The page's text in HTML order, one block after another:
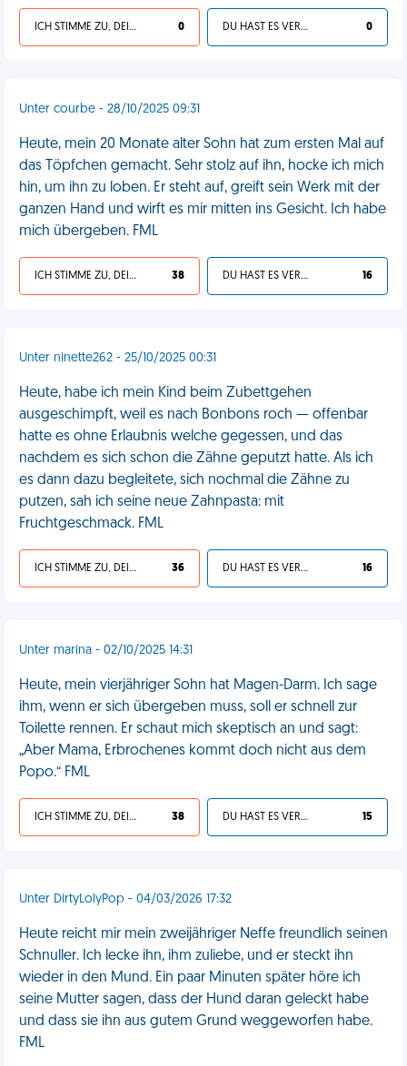
ICH STIMME ZU, DEIN LEBEN IST SCHEISSE 0 DU HAST ES VERDIENT 0
Unter courbe - 28/10/2025 09:31
Heute, mein 20 Monate alter Sohn hat zum ersten Mal auf
das Töpfchen gemacht. Sehr stolz auf ihn, hocke ich mich
hin, um ihn zu loben. Er steht auf, greift sein Werk mit der
ganzen Hand und wirft es mir mitten ins Gesicht. Ich habe
mich übergeben. FML
ICH STIMME ZU, DEIN LEBEN IST SCHEISSE 38 DU HAST ES VERDIENT 16
Unter ninette262 - 25/10/2025 00:31
Heute, habe ich mein Kind beim Zubettgehen
ausgeschimpft, weil es nach Bonbons roch — offenbar
hatte es ohne Erlaubnis welche gegessen, und das
nachdem es sich schon die Zähne geputzt hatte. Als ich
es dann dazu begleitete, sich nochmal die Zähne zu
putzen, sah ich seine neue Zahnpasta: mit
Fruchtgeschmack. FML
ICH STIMME ZU, DEIN LEBEN IST SCHEISSE 36 DU HAST ES VERDIENT 16
Unter marina - 02/10/2025 14:31
Heute, mein vierjähriger Sohn hat Magen-Darm. Ich sage
ihm, wenn er sich übergeben muss, soll er schnell zur
Toilette rennen. Er schaut mich skeptisch an und sagt:
„Aber Mama, Erbrochenes kommt doch nicht aus dem
Popo.“ FML
ICH STIMME ZU, DEIN LEBEN IST SCHEISSE 38 DU HAST ES VERDIENT 15
Unter DirtyLolyPop - 04/03/2026 17:32
Heute reicht mir mein zweijähriger Neffe freundlich seinen
Schnuller. Ich lecke ihn, ihm zuliebe, und er steckt ihn
wieder in den Mund. Ein paar Minuten später höre ich
seine Mutter sagen, dass der Hund daran geleckt habe
und dass sie ihn aus gutem Grund weggeworfen habe.
FML